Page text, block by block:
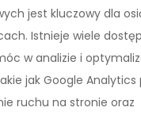
jest kluczowy dla
Istnieje wiele
w analizie i
jak Google
ruchu na stronie oraz